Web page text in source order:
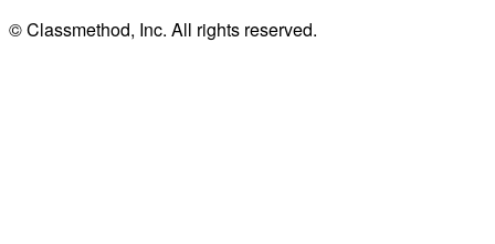
© Classmethod, Inc. All rights reserved.